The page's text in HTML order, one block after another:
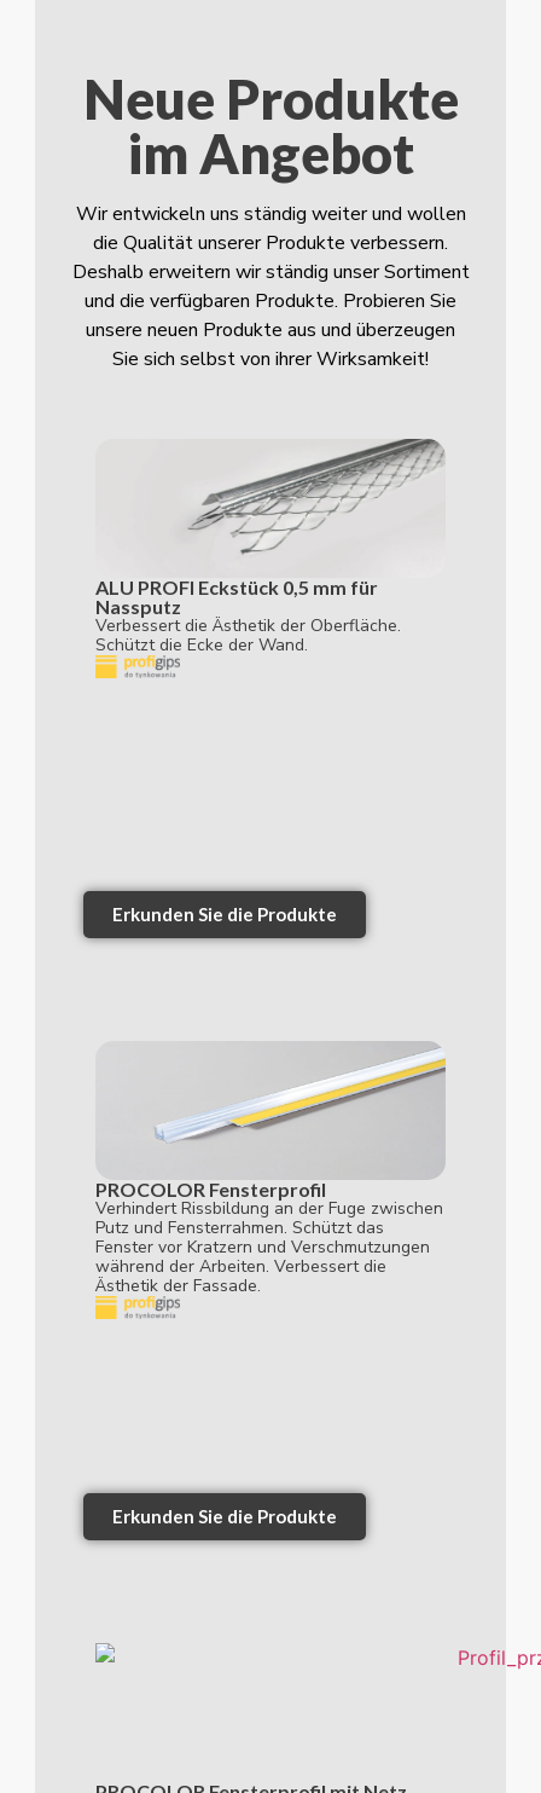
Neue Produkte
im Angebot
Wir entwickeln uns ständig weiter und wollen
die Qualität unserer Produkte verbessern.
Deshalb erweitern wir ständig unser Sortiment
und die verfügbaren Produkte. Probieren Sie
unsere neuen Produkte aus und überzeugen
Sie sich selbst von ihrer Wirksamkeit!
ALU PROFI Eckstück 0,5 mm für
Nassputz
Verbessert die Ästhetik der Oberfläche.
Schützt die Ecke der Wand.
Erkunden Sie die Produkte
PROCOLOR Fensterprofil
Verhindert Rissbildung an der Fuge zwischen
Putz und Fensterrahmen. Schützt das
Fenster vor Kratzern und Verschmutzungen
während der Arbeiten. Verbessert die
Ästhetik der Fassade.
Erkunden Sie die Produkte